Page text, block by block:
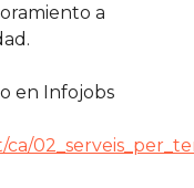
a
en Infojobs